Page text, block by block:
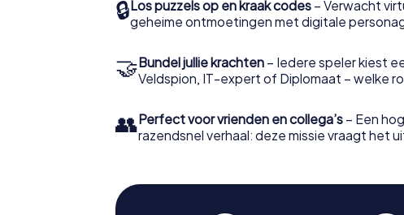
🔒Los puzzels op en kraak codes – Verwacht
geheime ontmoetingen met digitale
🤝Bundel jullie krachten – Iedere speler kiest
Veldspion, IT-expert of Diplomaat – welke
👥Perfect voor vrienden en collega’s – Een
razendsnel verhaal: deze missie vraagt het